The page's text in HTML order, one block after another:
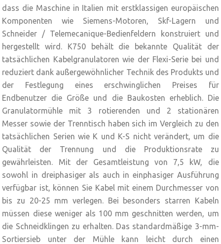
dass die Maschine in Italien mit erstklassigen europäischen
Komponenten wie Siemens-Motoren, Skf-Lagern und
Schneider / Telemecanique-Bedienfeldern konstruiert und
hergestellt wird. K750 behält die bekannte Qualität der
tatsächlichen Kabelgranulatoren wie der Flexi-Serie bei und
reduziert dank außergewöhnlicher Technik des Produkts und
der Festlegung eines erschwinglichen Preises für
Endbenutzer die Größe und die Baukosten erheblich. Die
Granulatormühle mit 3 rotierenden und 2 stationären
Messer sowie der Trenntisch haben sich im Vergleich zu den
tatsächlichen Serien wie K und K-S nicht verändert, um die
Qualität der Trennung und die Produktionsrate zu
gewährleisten. Mit der Gesamtleistung von 7,5 kW, die
sowohl in dreiphasiger als auch in einphasiger Ausführung
verfügbar ist, können Sie Kabel mit einem Durchmesser von
bis zu 20-25 mm verlegen. Bei besonders starren Kabeln
müssen diese weniger als 100 mm geschnitten werden, um
die Schneidklingen zu erhalten. Das standardmäßige 3-mm-
Sortiersieb unter der Mühle kann leicht durch einen